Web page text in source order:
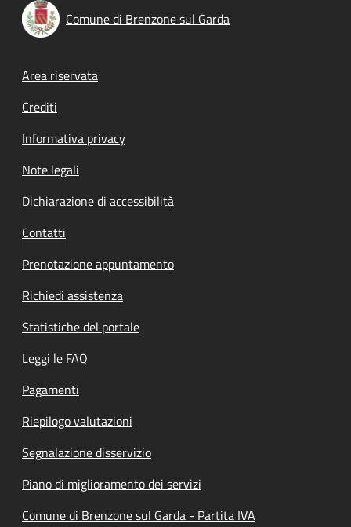
Comune di Brenzone sul Garda
Footer menu
Area riservata
Crediti
Informativa privacy
Note legali
Dichiarazione di accessibilità
Contatti
Prenotazione appuntamento
Richiedi assistenza
Statistiche del portale
Leggi le FAQ
Pagamenti
Riepilogo valutazioni
Segnalazione disservizio
Piano di miglioramento dei servizi
Comune di Brenzone sul Garda - Partita IVA